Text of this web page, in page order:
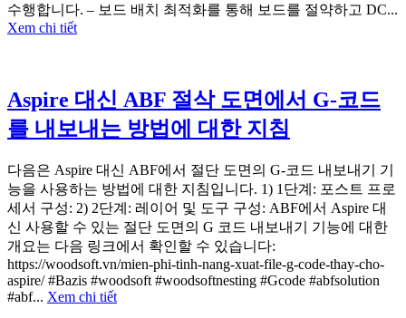
수행합니다. – 보드 배치 최적화를 통해 보드를 절약하고 DC...
Xem chi tiết
Aspire 대신 ABF 절삭 도면에서 G-코드
를 내보내는 방법에 대한 지침
다음은 Aspire 대신 ABF에서 절단 도면의 G-코드 내보내기 기
능을 사용하는 방법에 대한 지침입니다. 1) 1단계: 포스트 프로
세서 구성: 2) 2단계: 레이어 및 도구 구성: ABF에서 Aspire 대
신 사용할 수 있는 절단 도면의 G 코드 내보내기 기능에 대한
개요는 다음 링크에서 확인할 수 있습니다:
https://woodsoft.vn/mien-phi-tinh-nang-xuat-file-g-code-thay-cho-
aspire/ #Bazis #woodsoft #woodsoftnesting #Gcode #abfsolution
#abf... Xem chi tiết